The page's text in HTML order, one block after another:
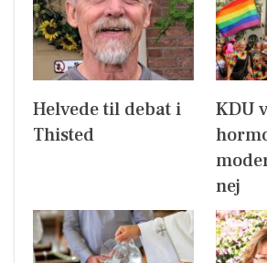
Helvede til debat i
Thisted
KDU
nej